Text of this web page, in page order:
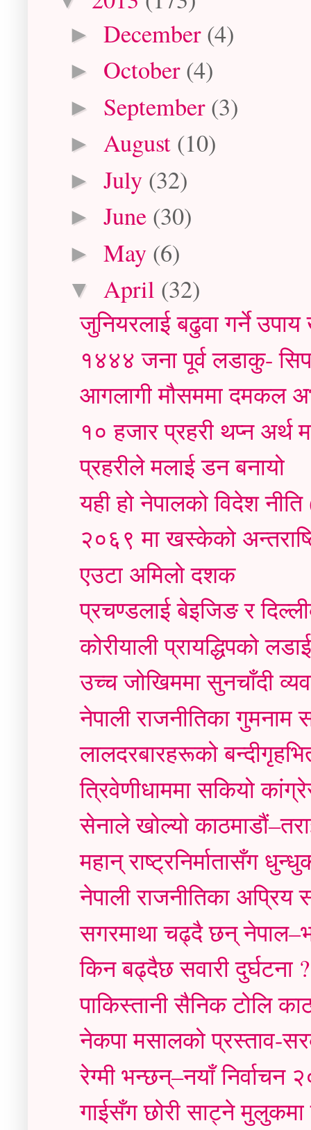
► December(4)
► October(4)
► September(3)
► August (10)
► July (32)
► June (30)
► May (6)
▼ April (32)
जुनियरलाई बढुवा गर्ने
१४४४ जना पूर्व लडाकु-
आगलागी मौसममा दमकल
१० हजार प्रहरी थप्न अर्थ
प्रहरीले मलाई डन बनायो
यही हो नेपालको विदेश
२०६९ मा खस्केको
एउटा अमिलो दशक
प्रचण्डलाई बेइजिङ र
कोरीयाली प्रायद्धिपको
उच्च जोखिममा सुनचाँदी
नेपाली राजनीतिका
लालदरबारहरूको
त्रिवेणीधाममा सकियो
सेनाले खोल्यो
महान् राष्ट्रनिर्मातासँग
नेपाली राजनीतिका अप्रिय
सगरमाथा चढ्दै छन्
किन बढ्दैछ सवारी दुर्घटना
पाकिस्तानी सैनिक टोलि
नेकपा मसालको प्रस्ताव-
रेग्मी भन्छन्–नयाँ
गाईसँग छोरी साट्ने